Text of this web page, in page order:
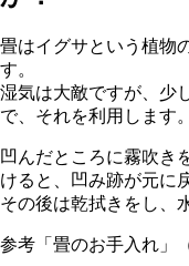
畳はイグサという植物
す。
湿気は大敵ですが、少
で、それを利用します。
凹んだところに霧吹き
けると、凹み跡が元に
その後は乾拭きをし、
参考「畳のお手入れ」